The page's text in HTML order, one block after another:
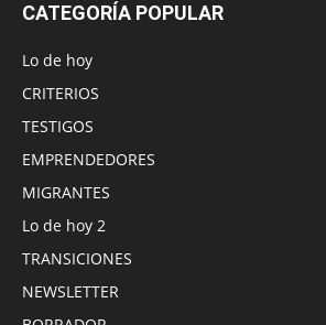
CATEGORÍA POPULAR
Lo de hoy
CRITERIOS
TESTIGOS
EMPRENDEDORES
MIGRANTES
Lo de hoy 2
TRANSICIONES
NEWSLETTER